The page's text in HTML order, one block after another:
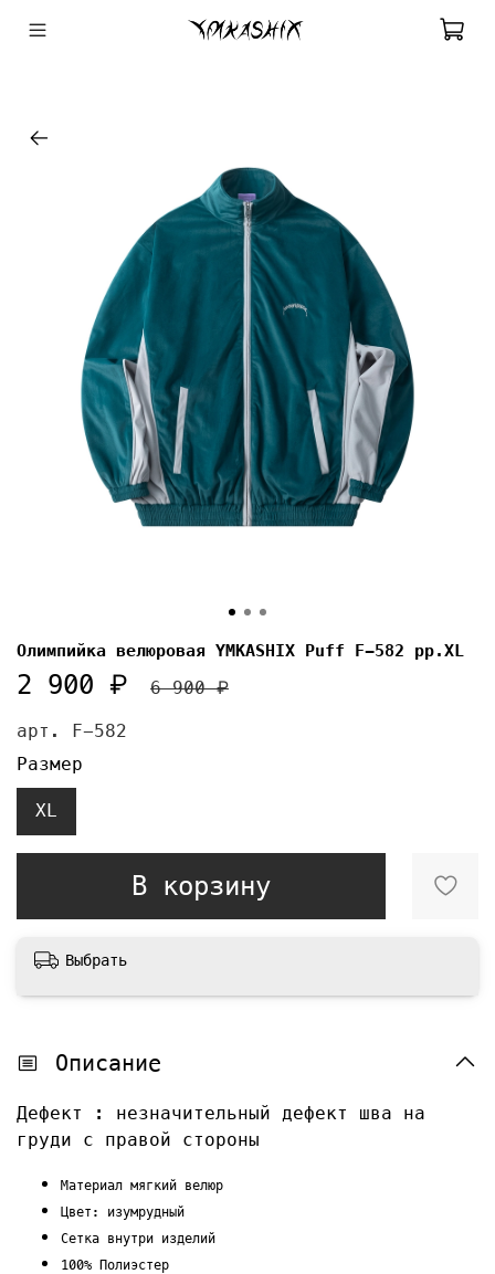
арт. F-582
Олимпийка велюровая YMKASHIX Puff F-582 pp.XL
2 900 ₽ 6 900 ₽
В корзину
Размер
XL
Выбрать
Описание
Дефект : незначительный дефект шва на
груди с правой стороны
Материал мягкий велюр
Цвет: изумрудный
Сетка внутри изделий
100% Полиэстер